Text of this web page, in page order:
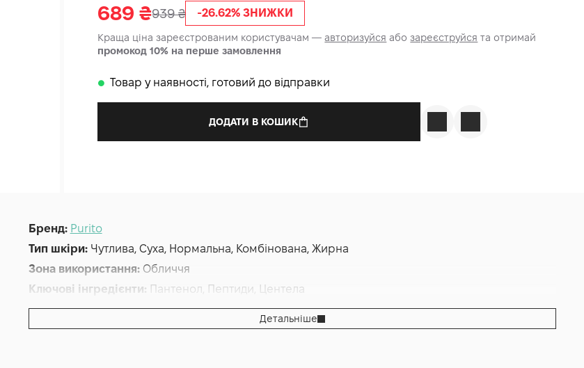
689₴939₴ -26.62% ЗНИЖКИ
Краща ціна зареєстрованим користувачам —авторизуйся абозареєструйся та отримай
промокод 10% на перше замовлення
𒊹 Товар у наявності, готовий до відправки
ДОДАТИ В КОШИК
Бренд: Purito
Тип шкіри: Чутлива, Суха, Нормальна, Комбінована, Жирна
Зона використання: Обличчя
Ключові інгредієнти: Пантенол, Пептиди, Центела
Основна дія:Відновлення,Від запалень,Від подразнень,Зволоження
Додаткові властивості:Веганська
Детальніше